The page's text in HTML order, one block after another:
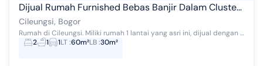
Dijual Rumah Furnished Bebas Banjir Dalam Cluster di Metland Cileungsi Dekat Cibubur
Cileungsi, Bogor
Rumah di Cileungsi. Miliki rumah 1 lantai yang asri ini, dijual dengan pemandangan indah yang menambah nilai estetika di lingkungan hunian. Rumah...
2
1 1LT:60m²LB:30m²